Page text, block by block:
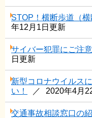
STOP！横断歩道（横
年12月1日更新
サイバー犯罪にご注
日更新
新型コロナウイルス
い！
2020年4月
交通事故相談窓口の